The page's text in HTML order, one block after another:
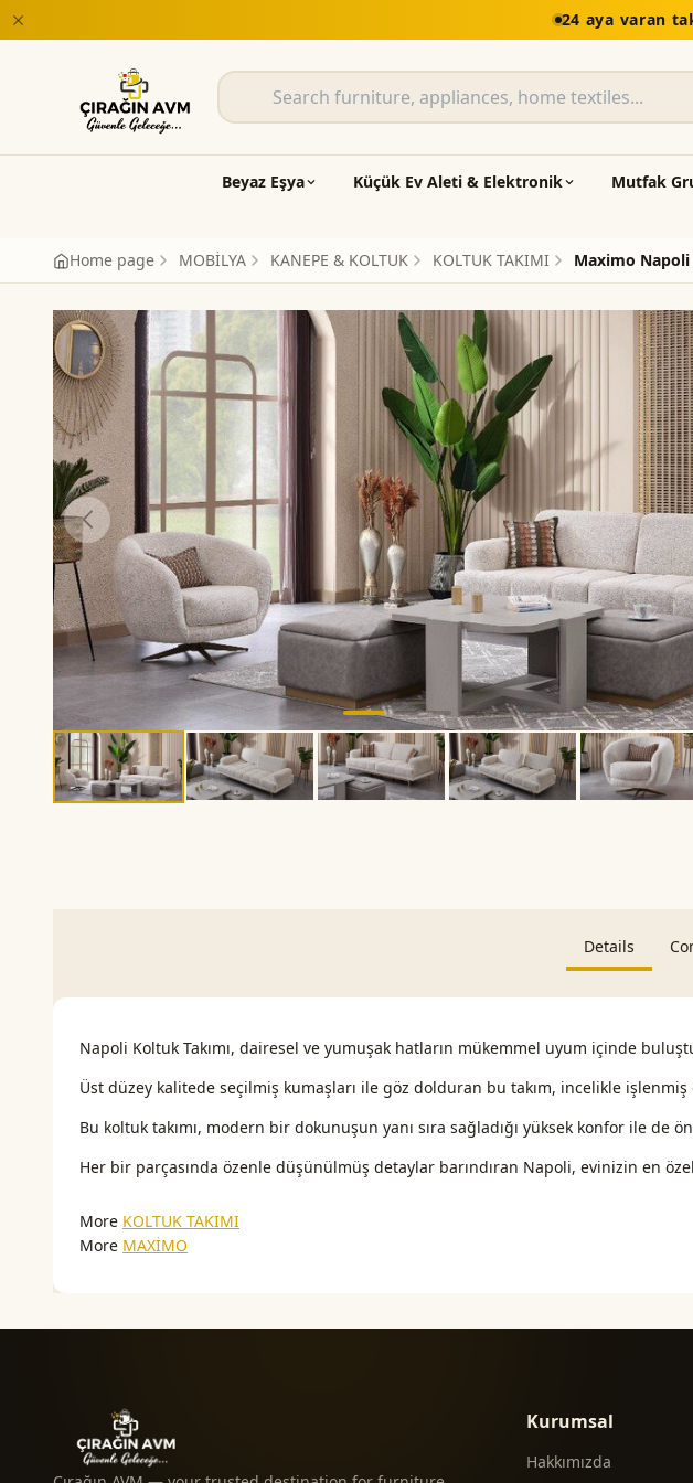
Beyaz Eşya Küçük Ev Aleti & Elektronik Mutfak
Home page MOBİLYA KANEPE & KOLTUK KOLTUK TAKIMI Maximo Napoli
Details
Napoli Koltuk Takımı, dairesel ve yumuşak hatların mükemmel uyum içinde
Üst düzey kalitede seçilmiş kumaşları ile göz dolduran bu takım, incelikle
Bu koltuk takımı, modern bir dokunuşun yanı sıra sağladığı yüksek konfor ile de ön
Her bir parçasında özenle düşünülmüş detaylar barındıran Napoli, evinizin en
More KOLTUK TAKIMI
More MAXİMO
Kurumsal
Hakkımızda